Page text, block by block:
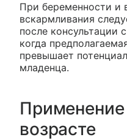
При беременности и
вскармливания
после консультации
когда
превышает
младенца.
возрасте